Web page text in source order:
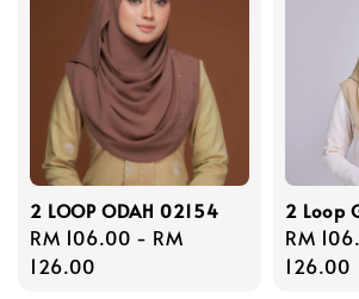
2 LOOP ODAH 02154
Regular
price
RM 106.00 - RM
126.00
2 Loop
Regular
price
RM
126.00